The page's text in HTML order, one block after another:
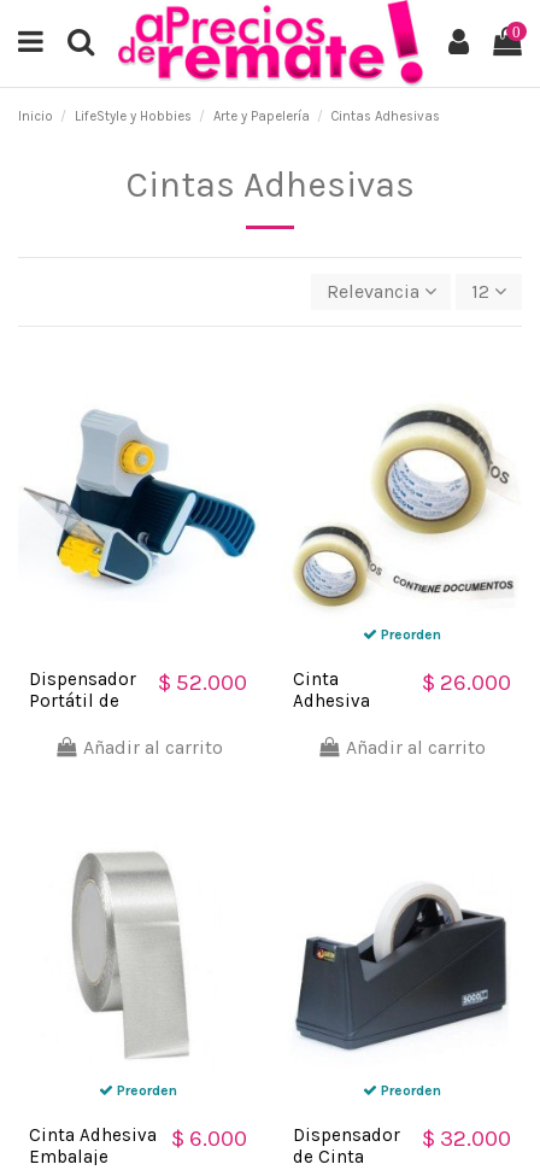
0
Inicio LifeStyle y Hobbies Arte y Papelería Cintas Adhesivas
Cintas Adhesivas
Relevancia 12
Dispensador
Portátil de
Adhesiva 2"
$ 52.000
Añadir al carrito
Preorden
Cinta
Adhesiva
Empaque
$ 26.000
Añadir al carrito
Preorden
Cinta Adhesiva
Embalaje
$ 6.000
Preorden
Dispensador
de Cinta
$ 32.000